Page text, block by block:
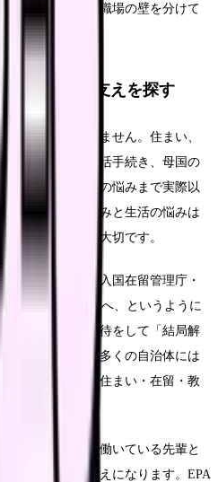
ん。制度の壁と職場の壁を分けて
がります。
は、分けて支えを探す
とだけではありません。住まい、
日本語以外の生活手続き、母国の
なると、仕事の悩みまで実際以
こそ、職場の悩みと生活の悩みは
えを探すことが大切です。
留や手続きは出入国在留管理庁・
外国人相談窓口へ、というように
談先に過剰な期待をして「結局解
避けられます。多くの自治体には
があり、医療・住まい・在留・教
場で先に日本で働いている先輩と
なく心理的な支えになります。EPA